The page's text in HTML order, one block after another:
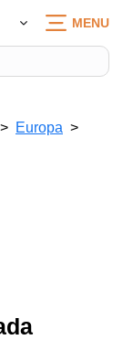
MENU
Europa